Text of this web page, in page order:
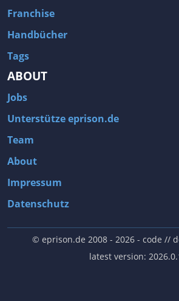
Franchise
Handbücher
Tags
ABOUT
Jobs
Unterstütze eprison.de
Team
About
Impressum
Datenschutz
© eprison.de 2008 - 2026- code //
latest version: